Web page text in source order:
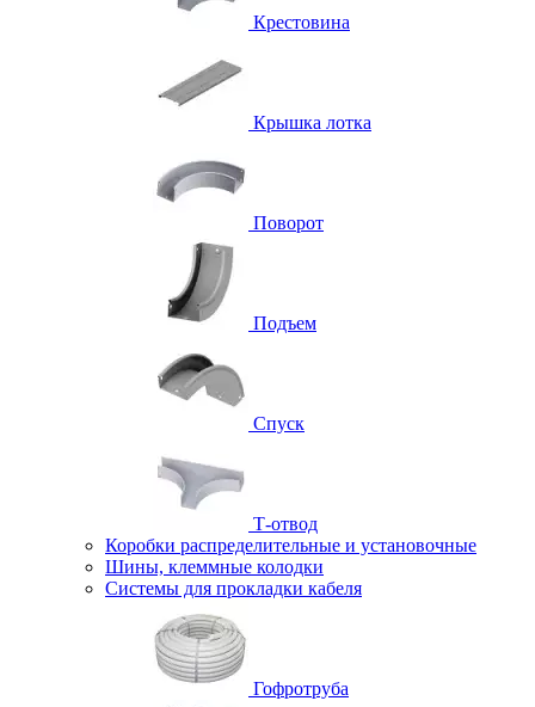
Крестовина
Крышка лотка
Поворот
Подъем
Спуск
Т-отвод
Коробки распределительные и установочные
Шины, клеммные колодки
Системы для прокладки кабеля
Гофротруба